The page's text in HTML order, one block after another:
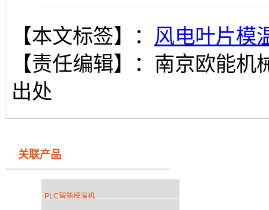
【本文标签】： 风电叶片模
【责任编辑】： 南京欧能机
出处
关联产品
PLC智能模温机